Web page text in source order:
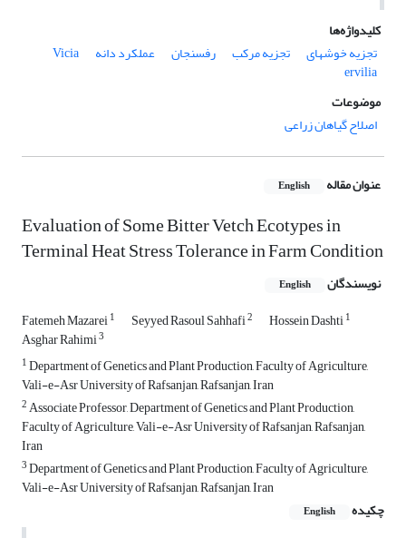
کلیدواژه‌ها
تجزیه خوشه‏ای
تجزیه مرکب رفسنجان عملکرد دانه Vicia
ervilia
موضوعات
اصلاح گیاهان زراعی
عنوان مقاله English
Evaluation of Some Bitter Vetch Ecotypes in
Terminal Heat Stress Tolerance in Farm Condition
نویسندگان English
Fatemeh Mazarei1 Seyyed Rasoul Sahhafi2 Hossein Dashti1
Asghar Rahimi3
1Department of Genetics and Plant Production, Faculty of Agriculture,
Vali-e-Asr University of Rafsanjan, Rafsanjan, Iran
2Associate Professor, Department of Genetics and Plant Production,
Faculty of Agriculture, Vali-e-Asr University of Rafsanjan, Rafsanjan,
Iran
3Department of Genetics and Plant Production, Faculty of Agriculture,
Vali-e-Asr University of Rafsanjan, Rafsanjan, Iran
چکیده
English